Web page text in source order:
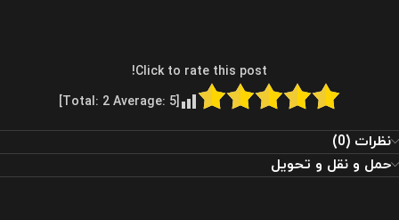
Click to rate this post!
[Total:
2 Average: 5
]
نظرات (0)
حمل و نقل و تحویل